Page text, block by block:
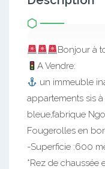
Bonjour à
A Vendre:
un immeuble
appartements sis
bleue,fabrique
Fougerolles en
-Superficie :600
*Rez de chaussée